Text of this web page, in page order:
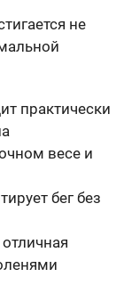
не
практически
весе и
бег без